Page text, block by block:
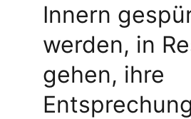
Innern
werden, in
gehen, ihre